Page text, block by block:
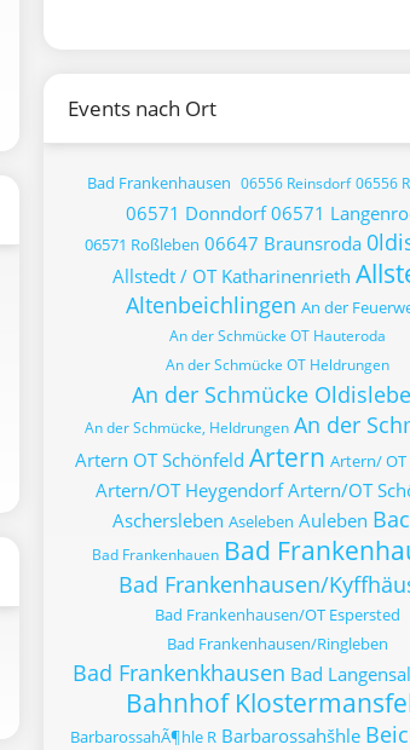
Events nach Ort
Bad Frankenhausen 06556 Reinsdorf 06556
06571 Donndorf 06571
06571 Roßleben 06647 Braunsroda
Allstedt / OT Katharinenrieth
Altenbeichlingen An der
An der Schmücke OT Hauteroda
An der Schmücke OT Heldrungen
An der Schmücke
An der Schmücke, Heldrungen An der
Artern OT Schönfeld Artern Artern/ OT
Artern/OT Heygendorf Artern/OT
Aschersleben Aseleben Auleben
Bad Frankenhauen Bad
Bad Frankenhausen/
Bad Frankenhausen/OT Espersted
Bad Frankenhausen/Ringleben
Bad Frankenkhausen Bad
Bahnhof
BarbarossahÃ¶hle R Barbarossahšhle